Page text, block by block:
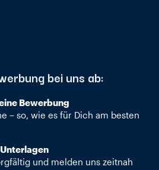
bei uns ab:
Bewerbung
– so, wie es für Dich am besten
und melden uns zeitnah